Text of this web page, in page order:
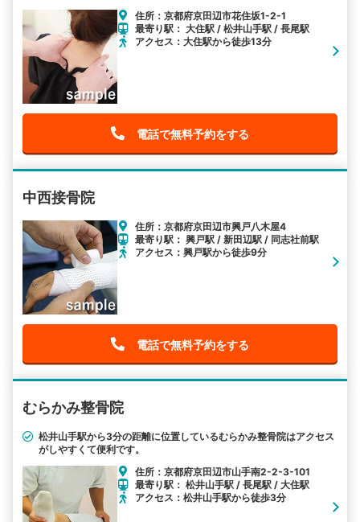
住所：京都府京田辺市花住坂1-2-1
最寄り駅： 大住駅 / 松井山手駅 / 長尾駅
アクセス：大住駅から徒歩13分
電話で無料予約をする
中西接骨院
住所：京都府京田辺市興戸八木屋4
最寄り駅： 興戸駅 / 新田辺駅 / 同志社前駅
アクセス：興戸駅から徒歩9分
電話で無料予約をする
むらかみ整骨院
松井山手駅から3分の距離に位置しているむらかみ整骨院はアクセス
がしやすくて便利です。
住所：京都府京田辺市山手南2-2-3-101
最寄り駅： 松井山手駅 / 長尾駅 / 大住駅
アクセス：松井山手駅から徒歩3分